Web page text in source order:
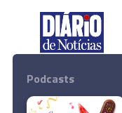
Podcasts